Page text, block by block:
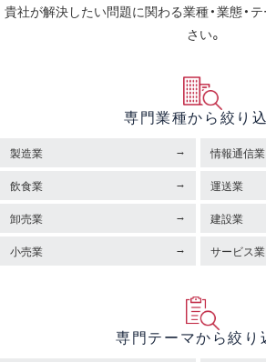
貴社が解決したい問題に関わる業種・業態・
さい。
専門業種から絞り
製造業
情報通信業
飲食業
運送業
卸売業
建設業
小売業
サービス業
専門テーマから絞り